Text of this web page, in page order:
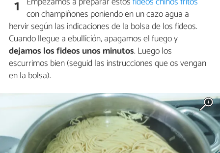
1 con champiñones poniendo en un cazo agua a
hervir según las indicaciones de la bolsa de los fideos.
Cuando llegue a ebullición, apagamos el fuego y
dejamos los fideos unos minutos. Luego los
escurrimos bien (seguid las instrucciones que os vengan
en la bolsa).